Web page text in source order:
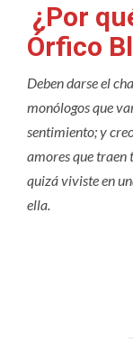
¿Por
Órfico
Deben darse el
monólogos que
sentimiento; y
amores que traen
quizá viviste en
ella.